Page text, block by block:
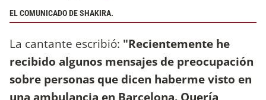
EL COMUNICADO DE SHAKIRA.
La cantante escribió: "Recientemente he
recibido algunos mensajes de preocupación
sobre personas que dicen haberme visto en
una ambulancia en Barcelona. Quería